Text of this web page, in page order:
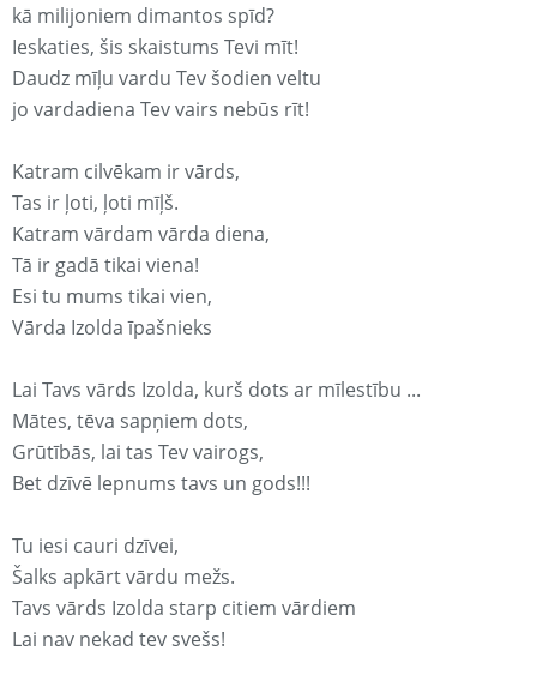
kā milijoniem dimantos spīd?
Ieskaties, šis skaistums Tevi mīt!
Daudz mīļu vardu Tev šodien veltu
jo vardadiena Tev vairs nebūs rīt!
Katram cilvēkam ir vārds,
Tas ir ļoti, ļoti mīļš.
Katram vārdam vārda diena,
Tā ir gadā tikai viena!
Esi tu mums tikai vien,
Vārda Izolda īpašnieks
Lai Tavs vārds Izolda, kurš dots ar mīlestību ...
Mātes, tēva sapņiem dots,
Grūtībās, lai tas Tev vairogs,
Bet dzīvē lepnums tavs un gods!!!
Tu iesi cauri dzīvei,
Šalks apkārt vārdu mežs.
Tavs vārds Izolda starp citiem vārdiem
Lai nav nekad tev svešs!